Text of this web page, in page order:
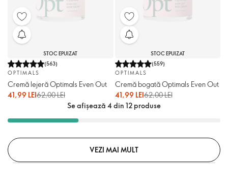
STOC EPUIZAT
(563)
OPTIMALS
Cremă lejeră Optimals Even Out
41,99 LEI62,00 LEI
STOC EPUIZAT
(559)
OPTIMALS
Cremă bogată Optimals Even Out
41,99 LEI62,00 LEI
Se afișează 4 din 12 produse
VEZI MAI MULT